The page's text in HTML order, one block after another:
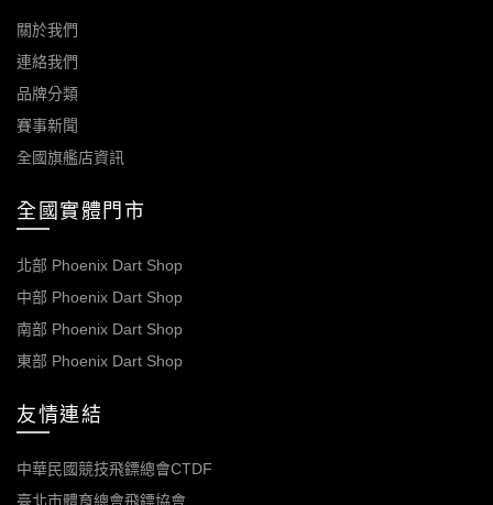
關於我們
連絡我們
品牌分類
賽事新聞
全國旗艦店資訊
全國實體門市
北部 Phoenix Dart Shop
中部 Phoenix Dart Shop
南部 Phoenix Dart Shop
東部 Phoenix Dart Shop
友情連結
中華民國競技飛鏢總會CTDF
臺北市體育總會飛鏢協會